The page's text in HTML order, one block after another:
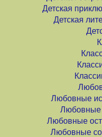
Детская
Детская
Любовные
Любовные
Любовные
Любовные